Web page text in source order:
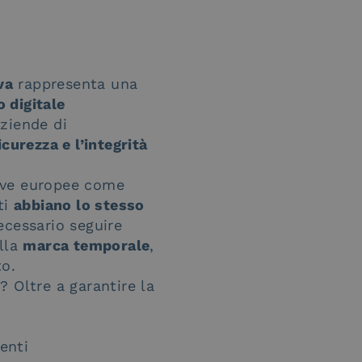
rappresenta una
digitale
di
e l’integrità
europee come
abbiano lo stesso
seguire
marca temporale,
Oltre a garantire la